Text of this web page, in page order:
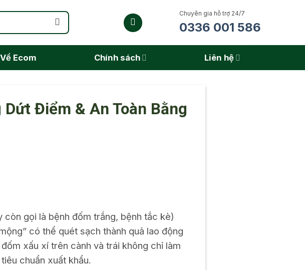
Chuyên gia hỗ trợ 24/7
0336 001 586
Về Ecom Chính sách Liên hệ
Điểm & An Toàn Bằng
còn gọi là bệnh đốm trắng, bệnh tắc kè)
có thể quét sạch thành quả lao động
xấu xí trên cành và trái không chỉ làm
chuẩn xuất khẩu.